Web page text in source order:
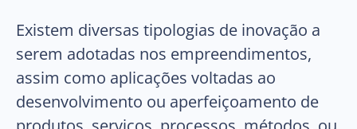
Existem diversas tipologias de inovação a
serem adotadas nos empreendimentos,
assim como aplicações voltadas ao
desenvolvimento ou aperfeiçoamento de